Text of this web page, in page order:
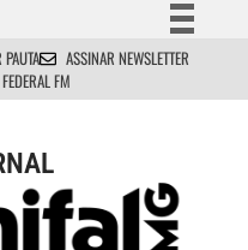
Simplifique!
Comunica BR
Acesso à informação
Legislação
Canais
ASSINAR NEWSLETTER
FM